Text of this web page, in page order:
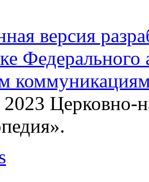
версия
Федерального
Церковно-